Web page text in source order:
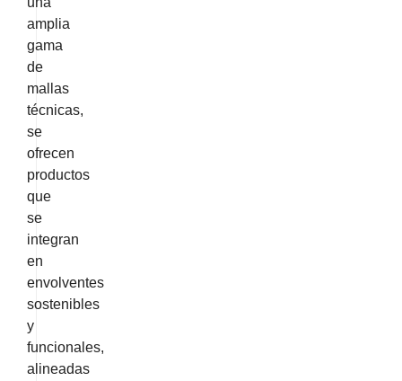
amplia
gama
de
mallas
técnicas,
se
ofrecen
productos
que
se
integran
en
envolventes
sostenibles
y
funcionales,
alineadas